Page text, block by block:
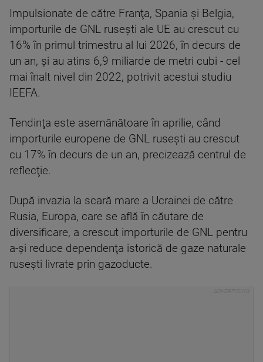
Impulsionate de către Franţa, Spania şi Belgia,
importurile de GNL ruseşti ale UE au crescut cu
16% în primul trimestru al lui 2026, în decurs de
un an, şi au atins 6,9 miliarde de metri cubi - cel
mai înalt nivel din 2022, potrivit acestui studiu
IEEFA.
Tendinţa este asemănătoare în aprilie, când
importurile europene de GNL ruseşti au crescut
cu 17% în decurs de un an, precizează centrul de
reflecţie.
După invazia la scară mare a Ucrainei de către
Rusia, Europa, care se află în căutare de
diversificare, a crescut importurile de GNL pentru
a-şi reduce dependenţa istorică de gaze naturale
ruseşti livrate prin gazoducte.